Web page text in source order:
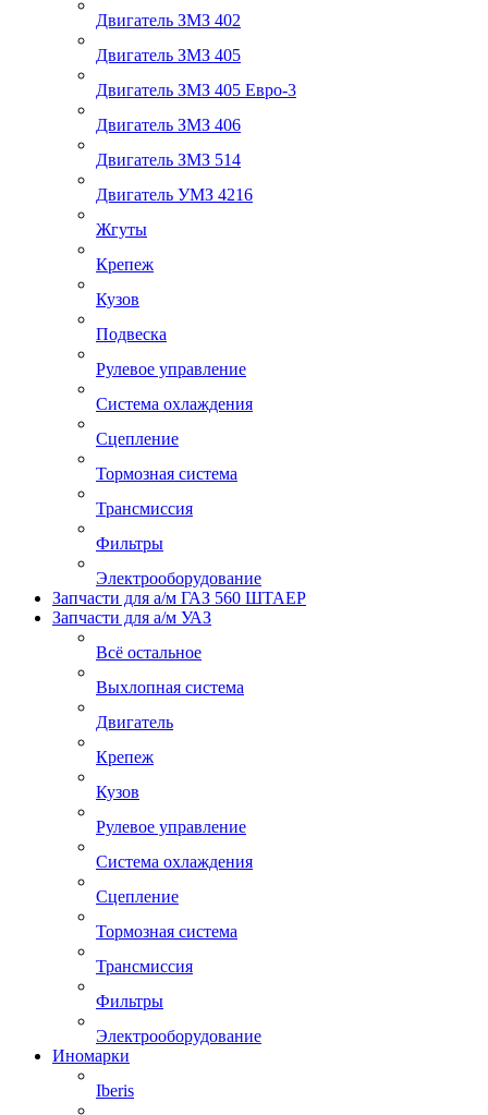
Двигатель ЗМЗ 402
Двигатель ЗМЗ 405
Двигатель ЗМЗ 405 Евро-3
Двигатель ЗМЗ 406
Двигатель ЗМЗ 514
Двигатель УМЗ 4216
Жгуты
Крепеж
Кузов
Подвеска
Рулевое управление
Система охлаждения
Сцепление
Тормозная система
Трансмиссия
Фильтры
Электрооборудование
Запчасти для а/м ГАЗ 560 ШТАЕР
Запчасти для а/м УАЗ
Всё остальное
Выхлопная система
Двигатель
Крепеж
Кузов
Рулевое управление
Система охлаждения
Сцепление
Тормозная система
Трансмиссия
Фильтры
Электрооборудование
Иномарки
Iberis